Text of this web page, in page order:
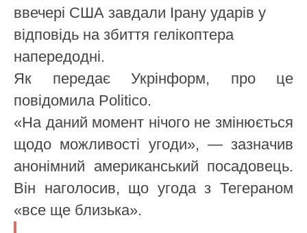
ввечері США завдали Ірану ударів у
відповідь на збиття гелікоптера
напередодні.
Як передає Укрінформ, про це
повідомила Politico.
«На даний момент нічого не змінюється
щодо можливості угоди», — зазначив
анонімний американський посадовець.
Він наголосив, що угода з Тегераном
«все ще близька».